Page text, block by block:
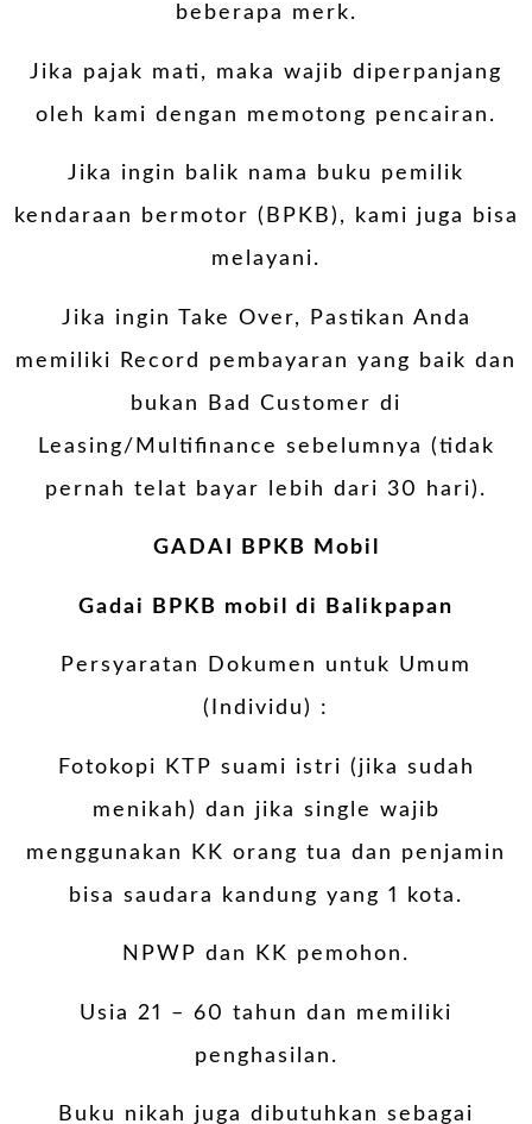
beberapa merk.
Jika pajak mati, maka wajib diperpanjang
oleh kami dengan memotong pencairan.
Jika ingin balik nama buku pemilik
kendaraan bermotor (BPKB), kami juga bisa
melayani.
Jika ingin Take Over, Pastikan Anda
memiliki Record pembayaran yang baik dan
bukan Bad Customer di
Leasing/Multifinance sebelumnya (tidak
pernah telat bayar lebih dari 30 hari).
GADAI BPKB Mobil
Gadai BPKB mobil di Balikpapan
Persyaratan Dokumen untuk Umum
(Individu) :
Fotokopi KTP suami istri (jika sudah
menikah) dan jika single wajib
menggunakan KK orang tua dan penjamin
bisa saudara kandung yang 1 kota.
NPWP dan KK pemohon.
Usia 21 – 60 tahun dan memiliki
penghasilan.
Buku nikah juga dibutuhkan sebagai